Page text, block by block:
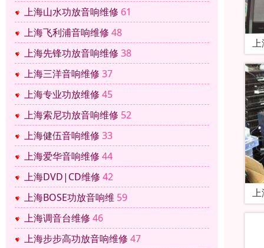
上海山水功放音响维修 61
上海飞利浦音响维修 48
上海先锋功放音响维修 38
上海三洋音响维修 37
上海专业功放维修 45
上海索尼功放音响维修 52
上海健伍音响维修 33
上海爱华音响维修 44
上海DVD|CD维修 42
上海BOSE功放音响维 59
上海调音台维修 46
上海步步高功放音响维修 47
上
上